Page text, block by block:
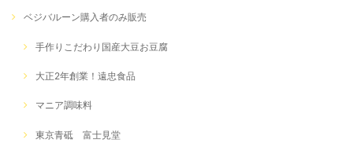
ベジバルーン購入者のみ販売
手作りこだわり国産大豆お豆腐
大正2年創業！遠忠食品
マニア調味料
東京青砥 富士見堂